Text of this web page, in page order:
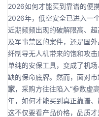
2026如何才能买到靠谱的便
2026年，低空安全已进入一
近期频频出现的破解限高、
及军事禁区的案件，还是国
纤制导无人机带来的饱和攻
单纯的安保工具，变成了机
缺的保命底牌。然而，面对
家，采购方往往陷入“参数虚
年，如何才能买到真正靠谱
这不仅要看产品价格，品质才